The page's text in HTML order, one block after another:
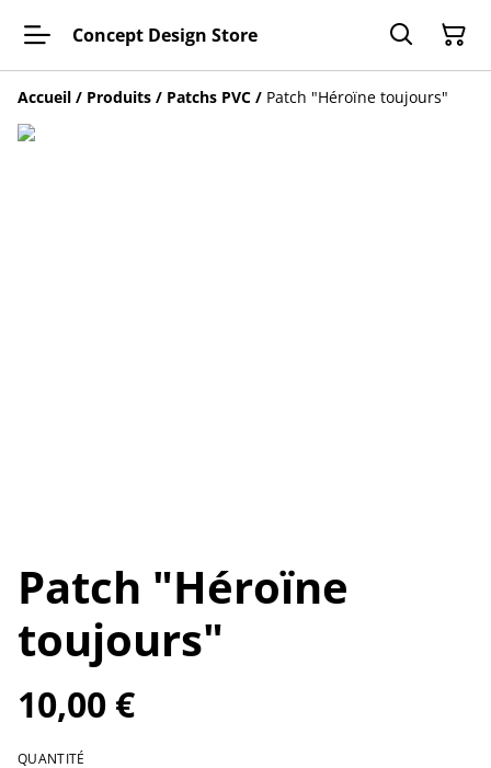
Concept Design Store
Accueil / Produits / Patchs PVC / Patch "Héroïne toujours"
Patch "Héroïne
toujours"
10,00 €
QUANTITÉ